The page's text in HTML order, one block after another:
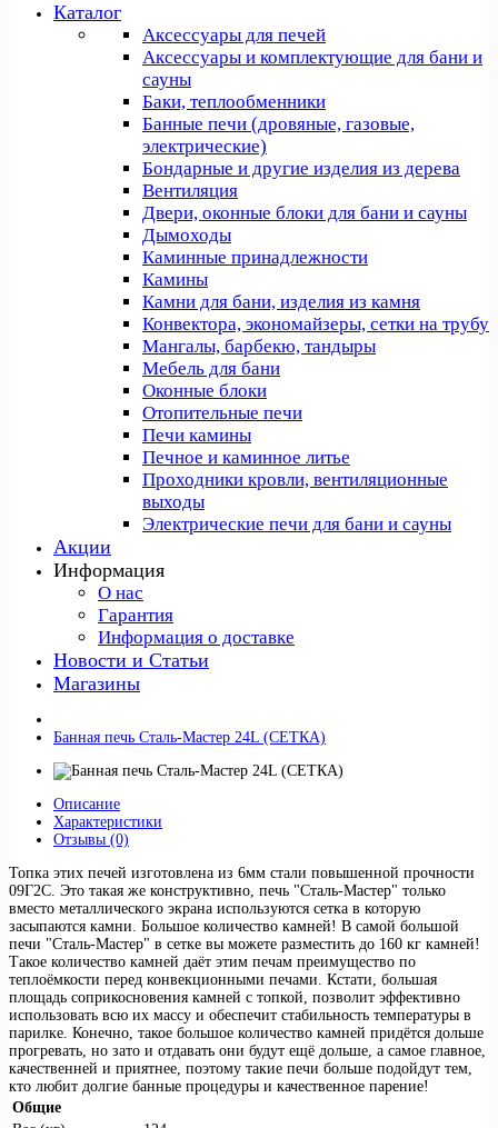
Каталог
Аксессуары для печей
Аксессуары и комплектующие для бани и
сауны
Баки, теплообменники
Банные печи (дровяные, газовые,
электрические)
Бондарные и другие изделия из дерева
Вентиляция
Двери, оконные блоки для бани и сауны
Дымоходы
Каминные принадлежности
Камины
Камни для бани, изделия из камня
Конвектора, экономайзеры, сетки на трубу
Мангалы, барбекю, тандыры
Мебель для бани
Оконные блоки
Отопительные печи
Печи камины
Печное и каминное литье
Проходники кровли, вeнтиляционные
выходы
Электрические печи для бани и сауны
Акции
Информация
О нас
Гарантия
Информация о доставке
Новости и Статьи
Магазины
Банная печь Сталь-Мастер 24L (СЕТКА)
Описание
Характеристики
Отзывы (0)
Топка этих печей изготовлена из 6мм стали повышенной прочности
09Г2С. Это такая же конструктивно, печь "Сталь-Мастер" только
вместо металлического экрана используются сетка в которую
засыпаются камни. Большое количество камней! В самой большой
печи "Сталь-Мастер" в сетке вы можете разместить до 160 кг камней!
Такое количество камней даёт этим печам преимущество по
теплоёмкости перед конвекционными печами. Кстати, большая
площадь соприкосновения камней с топкой, позволит эффективно
использовать всю их массу и обеспечит стабильность температуры в
парилке. Конечно, такое большое количество камней придётся дольше
прогревать, но зато и отдавать они будут ещё дольше, а самое главное,
качественней и приятнее, поэтому такие печи больше подойдут тем,
кто любит долгие банные процедуры и качественное парение!
Общие